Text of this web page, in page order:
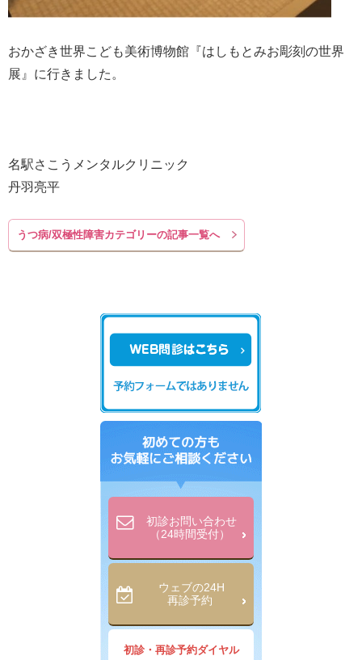
おかざき世界こども美術博物館『はしもとみお彫刻の世界
展』に行きました。
名駅さこうメンタルクリニック
丹羽亮平
うつ病/双極性障害カテゴリーの記事一覧へ
初診お問い合わせ
（24時間受付）
ウェブの24H
再診予約
初診・再診予約ダイヤル